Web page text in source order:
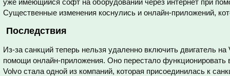
уже имеющийся софт на оборудовании через интернет при
Существенные изменения коснулись и онлайн-приложений,
Последствия
Из-за санкций теперь нельзя удаленно включить двигатель
помощи онлайн-приложения. Оно перестало функционировать
Volvo стала одной из компаний, которая присоединилась к